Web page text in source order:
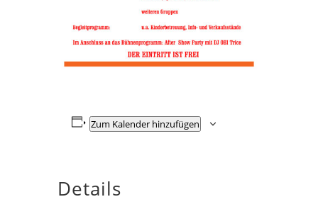
Zum Kalender hinzufügen
Details